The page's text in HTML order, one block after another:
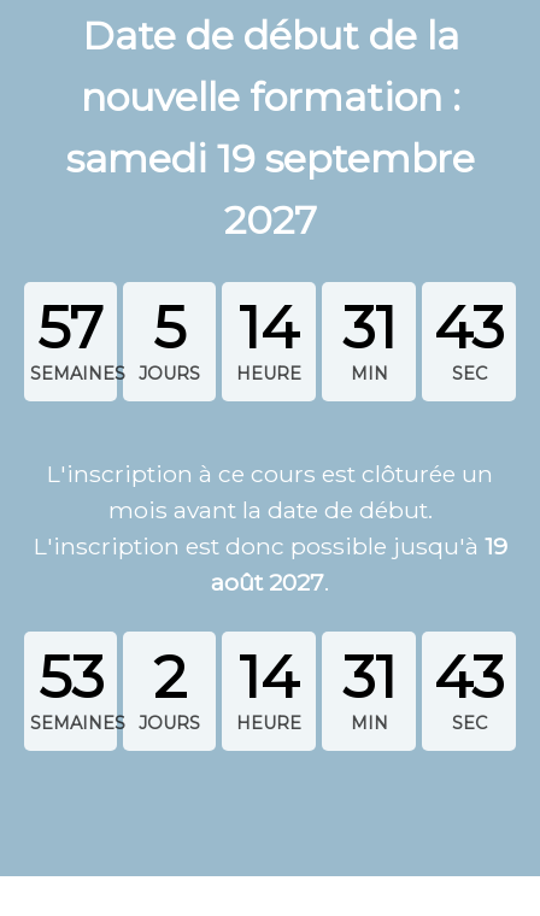
Date de début de la
nouvelle formation :
samedi 19 septembre
2027
57 5 14 31 42
mois avant la date de début.
L'inscription est donc possible jusqu'à
août 2027.
53 2 14 31 42